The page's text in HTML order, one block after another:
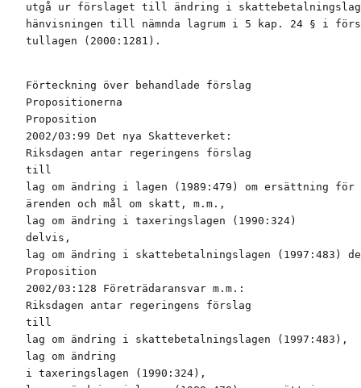
utgå ur förslaget till ändring i
hänvisningen till nämnda lagrum i 5 kap. 24 § i
tullagen (2000:1281).
Förteckning över behandlade förslag
Propositionerna
Proposition
2002/03:99 Det nya Skatteverket:
Riksdagen antar regeringens förslag
till
lag om ändring i lagen (1989:479) om ersättning för
ärenden och mål om skatt, m.m.,
lag om ändring i taxeringslagen (1990:324)
delvis,
lag om ändring i skattebetalningslagen (1997:483)
Proposition
2002/03:128 Företrädaransvar m.m.:
Riksdagen antar regeringens förslag
till
lag om ändring i skattebetalningslagen (1997:483),
lag om ändring
i taxeringslagen (1990:324),